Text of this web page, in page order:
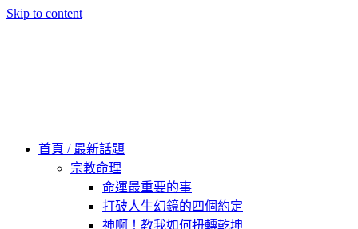
Skip to content
首頁 / 最新話題
宗教命理
命運最重要的事
打破人生幻鏡的四個約定
神啊！教我如何扭轉乾坤